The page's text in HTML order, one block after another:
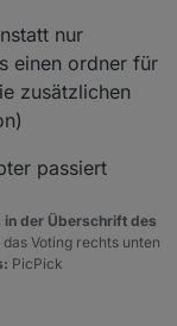
nur
einen ordner für
zusätzlichen
passiert
in der Überschrift des
Voting rechts unten
PicPick